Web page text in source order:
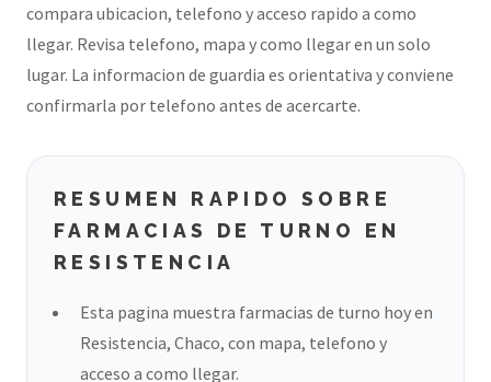
compara ubicacion, telefono y acceso rapido a como
llegar. Revisa telefono, mapa y como llegar en un solo
lugar. La informacion de guardia es orientativa y conviene
confirmarla por telefono antes de acercarte.
RESUMEN RAPIDO SOBRE
FARMACIAS DE TURNO EN
RESISTENCIA
Esta pagina muestra farmacias de turno hoy en
Resistencia, Chaco, con mapa, telefono y
acceso a como llegar.